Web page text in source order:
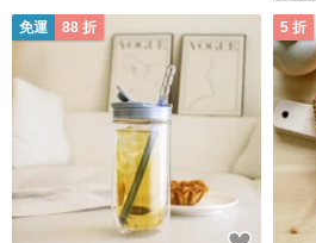
免運 88 折 5 折